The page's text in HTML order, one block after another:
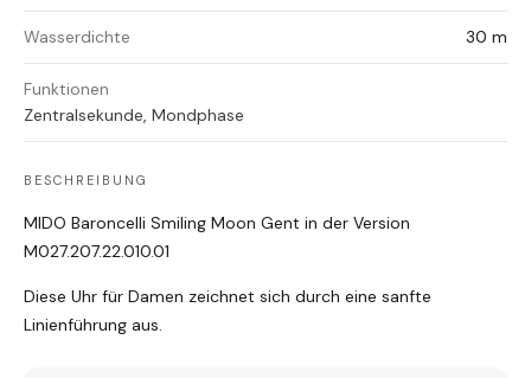
Wasserdichte 30 m
Funktionen
Zentralsekunde, Mondphase
BESCHREIBUNG
MIDO Baroncelli Smiling Moon Gent in der Version
M027.207.22.010.01
Diese Uhr für Damen zeichnet sich durch eine sanfte
Linienführung aus.